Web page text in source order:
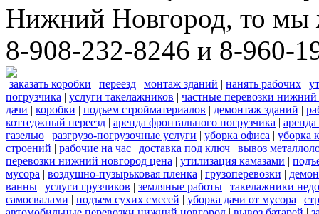
Нижний Новгород, то мы
8-908-232-8246 и 8-960-
заказать коробки | переезд | монтаж зданий | нанять рабочих |
погрузчика | услуги такелажников | частные перевозки нижний
дачи | коробки | подъем стройматериалов | демонтаж зданий |
коттеджный переезд | аренда фронтального погрузчика |
газелью | разгрузо-погрузочные услуги | уборка офиса | уборка
строений | рабочие на час | доставка под ключ | вывоз
перевозки нижний новгород цена | утилизация камазами |
мусора | воздушно-пузырьковая пленка | грузоперевозки |
ванны | услуги грузчиков | земляные работы | такелажники
самосвалами | подъем сухих смесей | уборка дачи от мусора |